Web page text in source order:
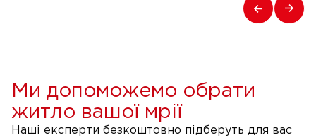
Ми допоможемо обрати
житло вашої мрії
Наші експерти безкоштовно підберуть для вас